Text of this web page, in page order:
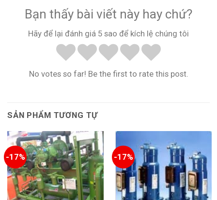
Bạn thấy bài viết này hay chứ?
Hãy để lại đánh giá 5 sao để kích lệ chúng tôi
No votes so far! Be the first to rate this post.
SẢN PHẨM TƯƠNG TỰ
-17% -17%